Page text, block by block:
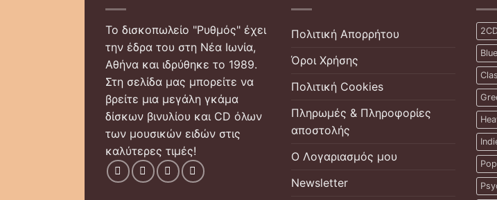
Το δισκοπωλείο "Ρυθμός" έχει
την έδρα του στη Νέα Ιωνία,
Αθήνα και ιδρύθηκε το 1989.
Στη σελίδα μας μπορείτε να
βρείτε μια μεγάλη γκάμα
δίσκων βινυλίου και CD όλων
των μουσικών ειδών στις
καλύτερες τιμές!
Πολιτική Απορρήτου
Όροι Χρήσης
Πολιτική Cookies
Πληρωμές & Πληροφορίες
αποστολής
Ο Λογαριασμός μου
Newsletter